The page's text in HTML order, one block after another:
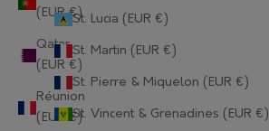
(EUR €)
Qatar
(EUR €)
Réunion
(EUR €)
St. Lucia (EUR €)
St. Martin (EUR €)
St. Pierre & Miquelon (EUR €)
St. Vincent & Grenadines (EUR €)
Haiti (EUR €)
Honduras (EUR €)
Hong Kong SAR (EUR €)
Hungary (EUR €)